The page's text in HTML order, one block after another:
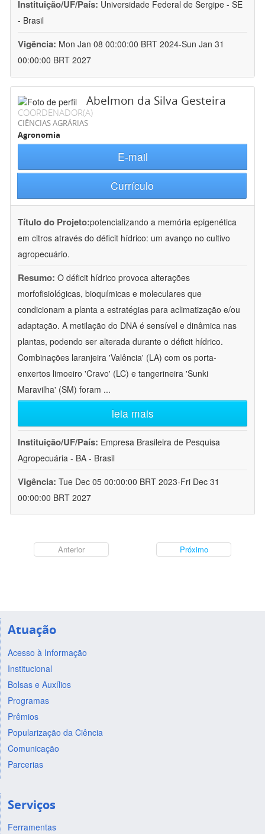
Instituição/UF/País: Universidade Federal de Sergipe - SE
- Brasil
Vigência: Mon Jan 08 00:00:00 BRT 2024-Sun Jan 31
00:00:00 BRT 2027
Abelmon da Silva Gesteira
COORDENADOR(A)
CIÊNCIAS AGRÁRIAS
Agronomia
E-mail
Currículo
Título do Projeto:potencializando a memória epigenética
em citros através do déficit hídrico: um avanço no cultivo
agropecuário.
Resumo: O déficit hídrico provoca alterações
morfofisiológicas, bioquímicas e moleculares que
condicionam a planta a estratégias para aclimatização e/ou
adaptação. A metilação do DNA é sensível e dinâmica nas
plantas, podendo ser alterada durante o déficit hídrico.
Combinações laranjeira 'Valência' (LA) com os porta-
enxertos limoeiro 'Cravo' (LC) e tangerineira 'Sunki
Maravilha' (SM) foram ...
leia mais
Instituição/UF/País: Empresa Brasileira de Pesquisa
Agropecuária - BA - Brasil
Vigência: Tue Dec 05 00:00:00 BRT 2023-Fri Dec 31
00:00:00 BRT 2027
Anterior Próximo
Atuação
Acesso à Informação
Institucional
Bolsas e Auxílios
Programas
Prêmios
Popularização da Ciência
Comunicação
Parcerias
Serviços
Ferramentas